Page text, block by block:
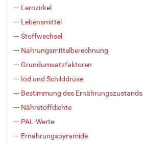
--- Lernzirkel
--- Lebensmittel
--- Stoffwechsel
--- Nahrungsmittelberechnung
--- Grundumsatzfaktoren
--- Iod und Schilddrüse
--- Bestimmung des Ernährungszustands
--- Nährstoffdichte
--- PAL-Werte
--- Ernährungspyramide